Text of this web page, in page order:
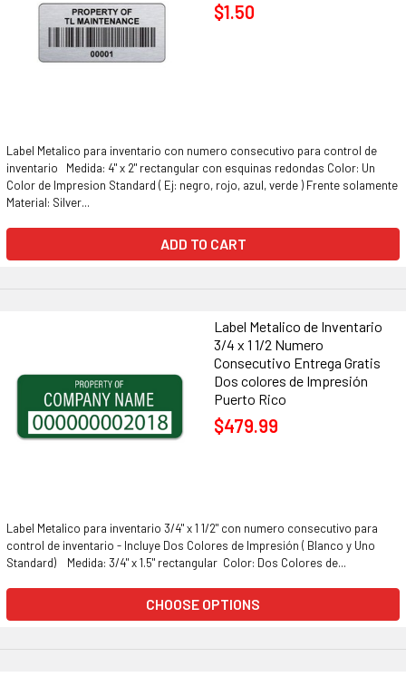
$1.50
Label Metalico para inventario con numero consecutivo para control de
inventario Medida: 4" x 2" rectangular con esquinas redondas Color: Un
Color de Impresion Standard ( Ej: negro, rojo, azul, verde ) Frente solamente
Material: Silver...
ADD TO CART
Label Metalico de Inventario
3/4 x 1 1/2 Numero
Consecutivo Entrega Gratis
Dos colores de Impresión
Puerto Rico
$479.99
Label Metalico para inventario 3/4" x 1 1/2" con numero consecutivo para
control de inventario - Incluye Dos Colores de Impresión ( Blanco y Uno
Standard) Medida: 3/4" x 1.5" rectangular Color: Dos Colores de...
CHOOSE OPTIONS